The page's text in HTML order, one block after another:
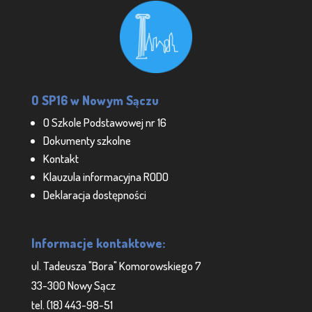
O SP16 w Nowym Sączu
O Szkole Podstawowej nr 16
Dokumenty szkolne
Kontakt
Klauzula informacyjna RODO
Deklaracja dostępności
Informacje kontaktowe:
ul. Tadeusza "Bora" Komorowskiego 7
33-300 Nowy Sącz
tel. (18) 443-98-51